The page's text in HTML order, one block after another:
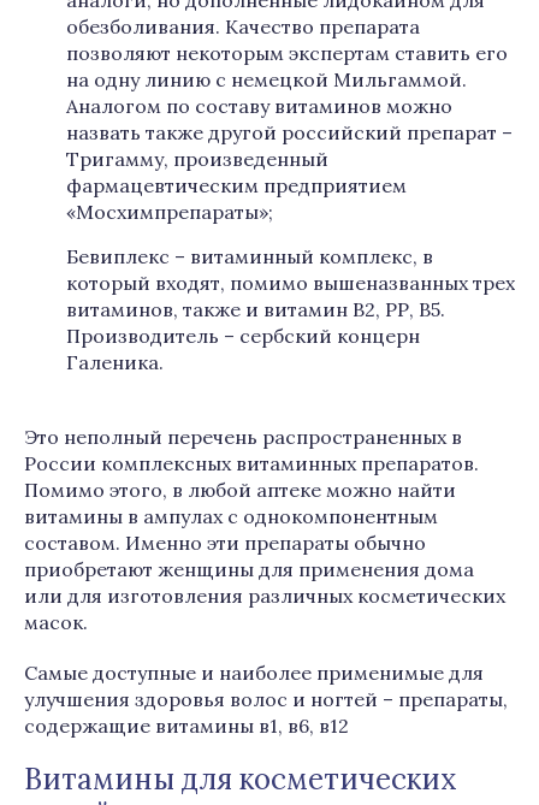
обезболивания. Качество препарата
позволяют некоторым экспертам ставить его
на одну линию с немецкой Мильгаммой.
Аналогом по составу витаминов можно
назвать также другой российский препарат –
Тригамму, произведенный
фармацевтическим предприятием
«Мосхимпрепараты»;
Бевиплекс – витаминный комплекс, в
который входят, помимо вышеназванных трех
витаминов, также и витамин В2, РР, В5.
Производитель – сербский концерн
Галеника.
Это неполный перечень распространенных в
России комплексных витаминных препаратов.
Помимо этого, в любой аптеке можно найти
витамины в ампулах с однокомпонентным
составом. Именно эти препараты обычно
приобретают женщины для применения дома
или для изготовления различных косметических
масок.
Самые доступные и наиболее применимые для
улучшения здоровья волос и ногтей – препараты,
содержащие витамины в1, в6, в12
Витамины для косметических